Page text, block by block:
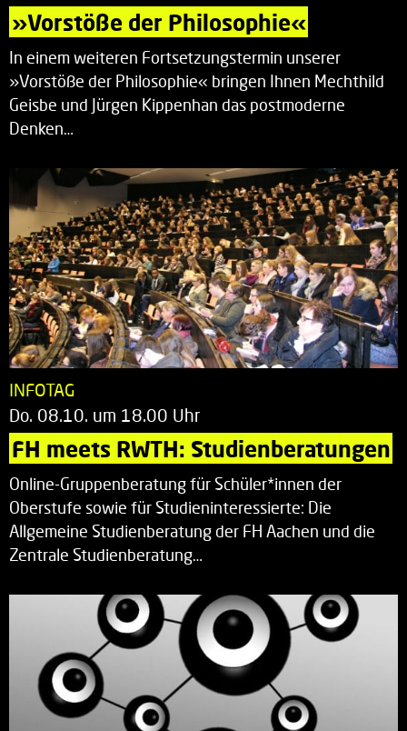
»Vorstöße der Philosophie«
In einem weiteren Fortsetzungstermin unserer
»Vorstöße der Philosophie« bringen Ihnen Mechthild
Geisbe und Jürgen Kippenhan das postmoderne
Denken…
INFOTAG
Do. 08.10. um 18.00 Uhr
FH meets RWTH: Studienberatungen
Online-Gruppenberatung für Schüler*innen der
Oberstufe sowie für Studieninteressierte: Die
Allgemeine Studienberatung der FH Aachen und die
Zentrale Studienberatung…